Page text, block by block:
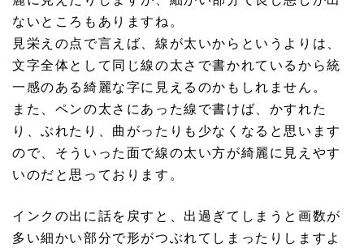
ないところもありますね。
見栄えの点で言えば、線が太いからというよりは、
文字全体として同じ線の太さで書かれているから統
一感のある綺麗な字に見えるのかもしれません。
また、ペンの太さにあった線で書けば、かすれた
り、ぶれたり、曲がったりも少なくなると思います
ので、そういった面で線の太い方が綺麗に見えやす
いのだと思っております。
インクの出に話を戻すと、出過ぎてしまうと画数が
多い細かい部分で形がつぶれてしまったりしますよ